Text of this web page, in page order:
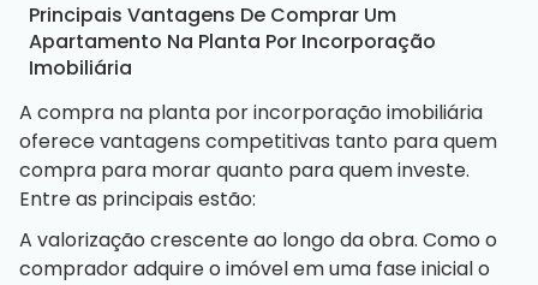
Principais Vantagens De Comprar Um
Apartamento Na Planta Por Incorporação
Imobiliária
A compra na planta por incorporação imobiliária
oferece vantagens competitivas tanto para quem
compra para morar quanto para quem investe.
Entre as principais estão:
A valorização crescente ao longo da obra. Como o
comprador adquire o imóvel em uma fase inicial o